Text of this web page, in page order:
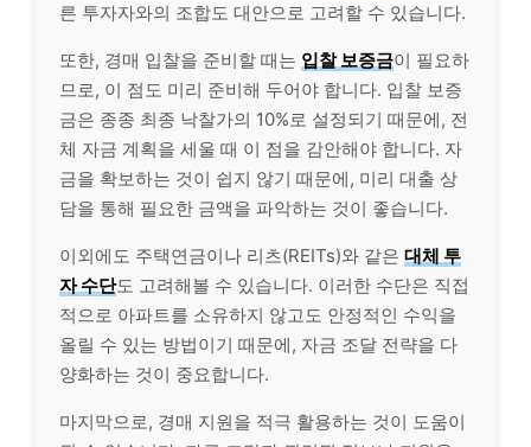
른 투자자와의 조합도 대안으로 고려할 수 있습니다.
또한, 경매 입찰을 준비할 때는 입찰 보증금이 필요하
므로, 이 점도 미리 준비해 두어야 합니다. 입찰 보증
금은 종종 최종 낙찰가의 10%로 설정되기 때문에, 전
체 자금 계획을 세울 때 이 점을 감안해야 합니다. 자
금을 확보하는 것이 쉽지 않기 때문에, 미리 대출 상
담을 통해 필요한 금액을 파악하는 것이 좋습니다.
이외에도 주택연금이나 리츠(REITs)와 같은 대체 투
자 수단도 고려해볼 수 있습니다. 이러한 수단은 직접
적으로 아파트를 소유하지 않고도 안정적인 수익을
올릴 수 있는 방법이기 때문에, 자금 조달 전략을 다
양화하는 것이 중요합니다.
마지막으로, 경매 지원을 적극 활용하는 것이 도움이